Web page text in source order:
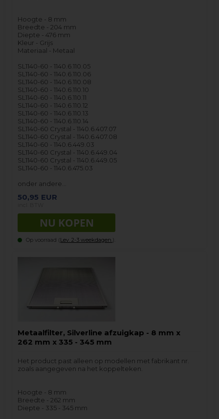
Hoogte - 8 mm
Breedte - 204 mm
Diepte - 476 mm
Kleur - Grijs
Materiaal - Metaal
SL1140-60 - 1140.6.110.05
SL1140-60 - 1140.6.110.06
SL1140-60 - 1140.6.110.08
SL1140-60 - 1140.6.110.10
SL1140-60 - 1140.6.110.11
SL1140-60 - 1140.6.110.12
SL1140-60 - 1140.6.110.13
SL1140-60 - 1140.6.110.14
SL1140-60 Crystal - 1140.6.407.07
SL1140-60 Crystal - 1140.6.407.08
SL1140-60 - 1140.6.449.03
SL1140-60 Crystal - 1140.6.449.04
SL1140-60 Crystal - 1140.6.449.05
SL1140-60 - 1140.6.475.03
onder andere…
50,95 EUR
Op voorraad (Lev. 2-3 weekdagen. ).
Metaalfilter, Silverline afzuigkap - 8 mm x
262 mm x 335 - 345 mm
Het product past alleen op modellen met fabrikant nr.
zoals aangegeven na het koppelteken.
Hoogte - 8 mm
Breedte - 262 mm
Diepte - 335 - 345 mm